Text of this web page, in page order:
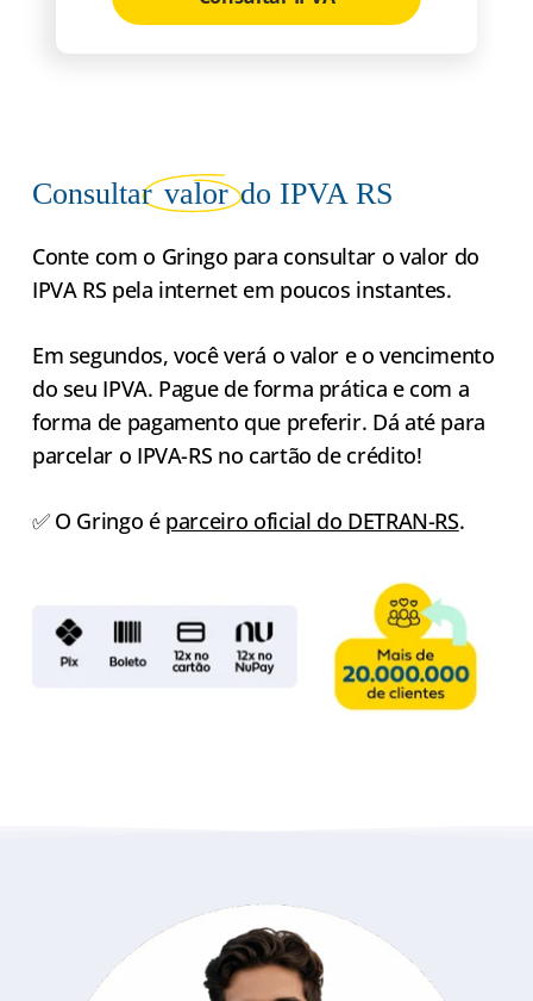
Consultarvalordo IPVA RS
Conte com o Gringo para consultar o valor do
IPVA RS pela internet em poucos instantes.
Em segundos, você verá o valor e o vencimento
do seu IPVA. Pague de forma prática e com a
forma de pagamento que preferir. Dá até para
parcelar o IPVA-RS no cartão de crédito!
✅ O Gringo é parceiro oficial do DETRAN-RS.